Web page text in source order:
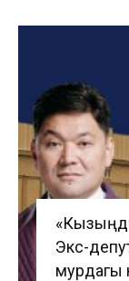
Экс-
мурдагы